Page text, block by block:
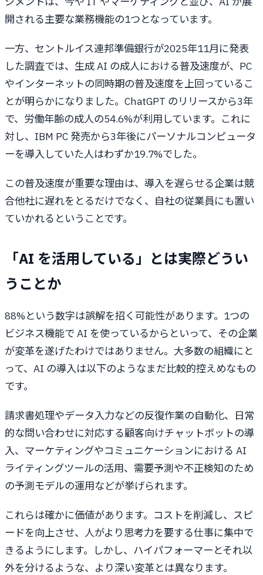
開される主要な業務機能の1つとなっています。
一方、セントルイス連邦準備銀行が2025年11月に発表
した調査では、生成 AI の成人における普及速度が、PC
やインターネットの同時期の普及速度を上回っているこ
とが明らかになりました。ChatGPT のリリースから3年
で、労働年齢の成人の54.6%が利用しています。これに
対し、IBM PC 発売から3年後にパーソナルコンピュータ
ーを導入していた人はわずか19.7%でした。
この普及速度が重要な理由は、導入を遅らせる企業は競
合他社に遅れをとるだけでなく、自社の従業員にも置い
ていかれるということです。
「AI を活用している」とは実際どうい
うことか
88%という数字は誤解を招く可能性があります。1つの
ビジネス機能で AI を使っているからといって、その企業
が変革を遂げたわけではありません。大多数の組織にと
って、AI の導入は以下のようなまだ比較的控えめなもの
です。
請求書処理やデータ入力などの反復作業の自動化、日常
的な問い合わせに対応する顧客向けチャットボットの導
入、マーケティングやコミュニケーションにおける AI
ライティングツールの活用、需要予測や不正検知のため
の予測モデルの運用などが挙げられます。
これらは確かに価値があります。コストを削減し、スピ
ードを向上させ、人がより思考力を要する仕事に集中で
きるようにします。しかし、ハイパフォーマーとそれ以
外を分けるような、より深い変革とは異なります。